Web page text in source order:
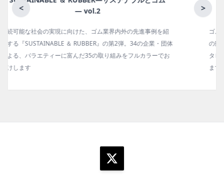
< >
月刊ラバーインダストリー／単品
ゴム報知新聞の姉妹誌。ゴム・エラストマー製品・市場分野別
の動向、新製品・技術、原材料動向、設備・機械の紹介、イン
タビュー、海外企業情報、統計などをコンパクトに掲載してい